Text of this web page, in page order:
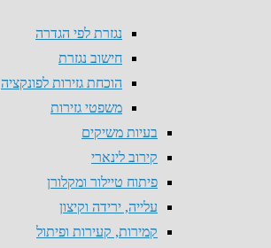
נגזרת לפי הגדרה
חישוב נגזרת
הוכחת גזירות לפונקציה
משפטי גזירות
בעיות משיקים
קירוב לינארי
פיתוח טיילור ומקלורן
עלייה, ירידה וקיצון
קמירות, קעירות ופיתול